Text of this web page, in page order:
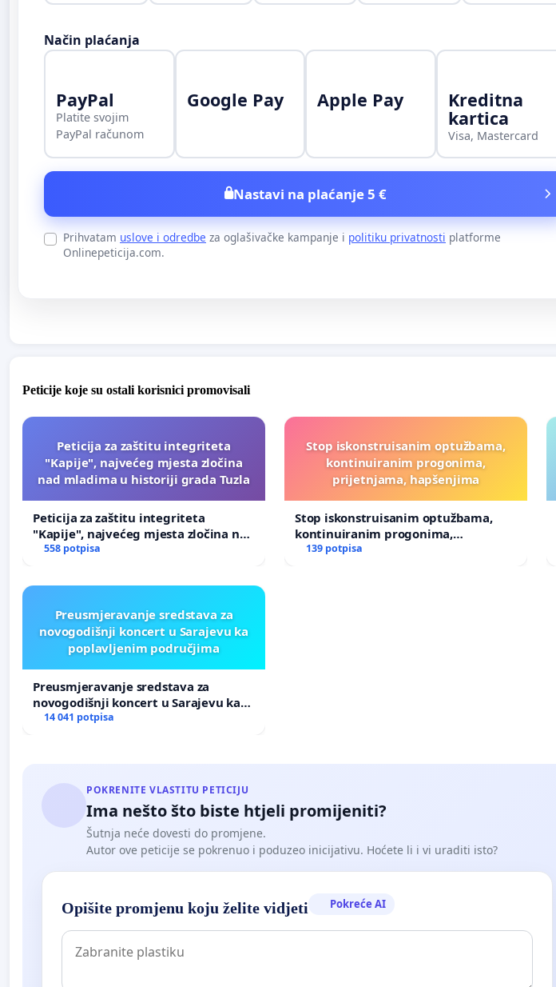
Način plaćanja
PayPal
Platite svojim
PayPal računom
Google Pay Apple Pay Kreditna
kartica
Visa, Mastercard
Nastavi na plaćanje 5 €
Prihvatam uslove i odredbe za oglašivačke kampanje i politiku privatnosti platforme
Onlinepeticija.com.
Peticije koje su ostali korisnici promovisali
Peticija za zaštitu integriteta
"Kapije", najvećeg mjesta zločina
nad mladima u historiji grada Tuzla
Peticija za zaštitu integriteta
"Kapije", najvećeg mjesta zločina nad
mladima u historiji grada Tuzla
558 potpisa
Stop iskonstruisanim optužbama,
kontinuiranim progonima,
prijetnjama, hapšenjima
Stop iskonstruisanim optužbama,
kontinuiranim progonima,
prijetnjama, hapšenjima
139 potpisa
Preusmjeravanje sredstava za
novogodišnji koncert u Sarajevu ka
poplavljenim područjima
Preusmjeravanje sredstava za
novogodišnji koncert u Sarajevu ka
poplavljenim područjima
14 041 potpisa
POKRENITE VLASTITU PETICIJU
Ima nešto što biste htjeli promijeniti?
Šutnja neće dovesti do promjene.
Autor ove peticije se pokrenuo i poduzeo inicijativu. Hoćete li i vi uraditi isto?
Opišite promjenu koju želite vidjeti Pokreće AI